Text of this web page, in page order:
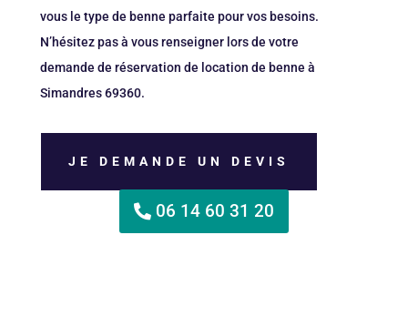
vous le type de benne parfaite pour vos besoins.
N’hésitez pas à vous renseigner lors de votre
demande de réservation de location de benne à
Simandres 69360.
JE DEMANDE UN DEVIS
06 14 60 31 20